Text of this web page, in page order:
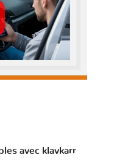
avec klavkarr